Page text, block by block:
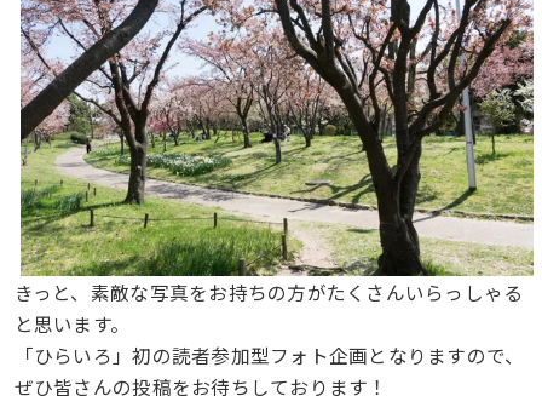
きっと、素敵な写真をお持ちの方がたくさんいらっしゃる
と思います。
「ひらいろ」初の読者参加型フォト企画となりますので、
ぜひ皆さんの投稿をお待ちしております！